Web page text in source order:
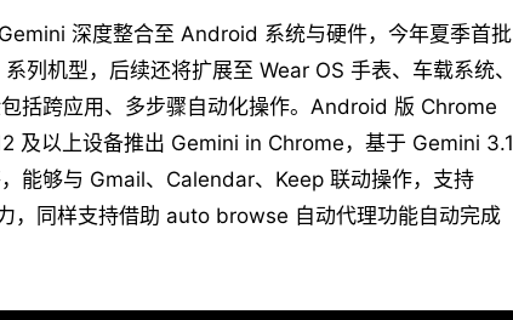
深度整合至 Android 系统与硬件，今年夏季首批
列机型，后续还将扩展至 Wear OS 手表、车载系统、
括跨应用、多步骤自动化操作。Android 版 Chrome
及以上设备推出 Gemini in Chrome，基于 Gemini 3.1
能够与 Gmail、Calendar、Keep 联动操作，支持
，同样支持借助 auto browse 自动代理功能自动完成